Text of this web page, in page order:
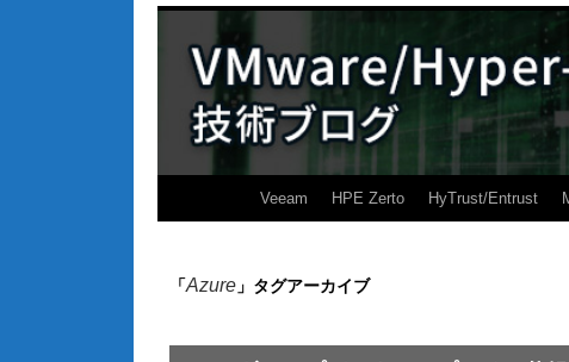
Veeam HPE Zerto HyTrust/Entrust
「Azure 」タグアーカイブ